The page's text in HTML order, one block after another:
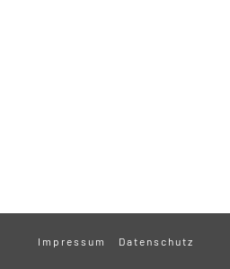
Impressum Datenschutz